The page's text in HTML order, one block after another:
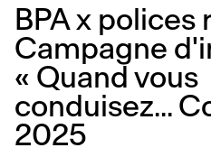
BPA x polices
Campagne
« Quand vous
conduisez...
2025